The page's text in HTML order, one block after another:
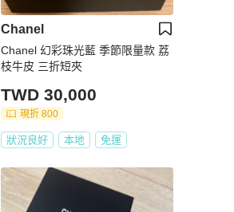
Chanel
Chanel 幻彩珠光藍 季節限量款 荔
枝牛皮 三折短夾
TWD 30,000
現折 800
狀況良好 本地 免運